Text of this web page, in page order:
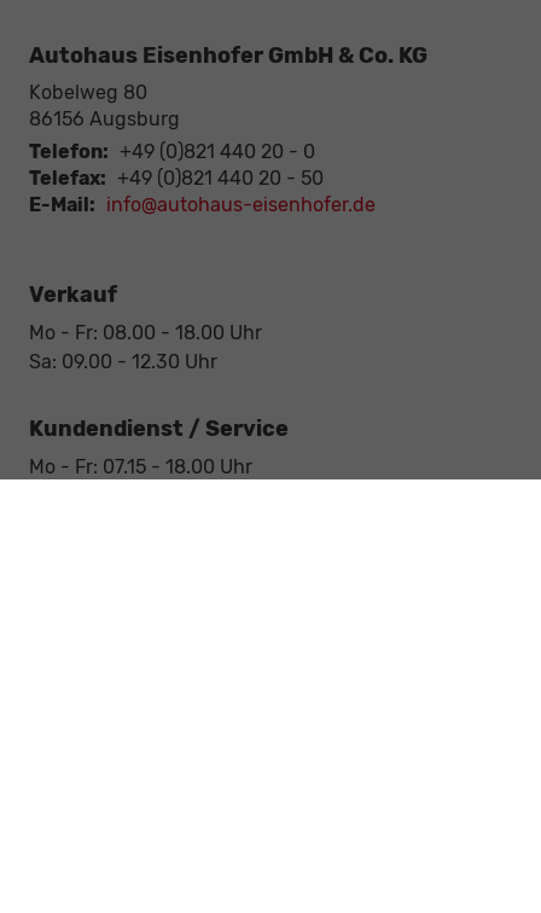
Autohaus Eisenhofer GmbH & Co. KG
Kobelweg 80
86156 Augsburg
Telefon: +49 (0)821 440 20 - 0
Telefax: +49 (0)821 440 20 - 50
E-Mail: info@autohaus-eisenhofer.de
Verkauf
Mo - Fr: 08.00 - 18.00 Uhr
Sa: 09.00 - 12.30 Uhr
Kundendienst / Service
Mo - Fr: 07.15 - 18.00 Uhr